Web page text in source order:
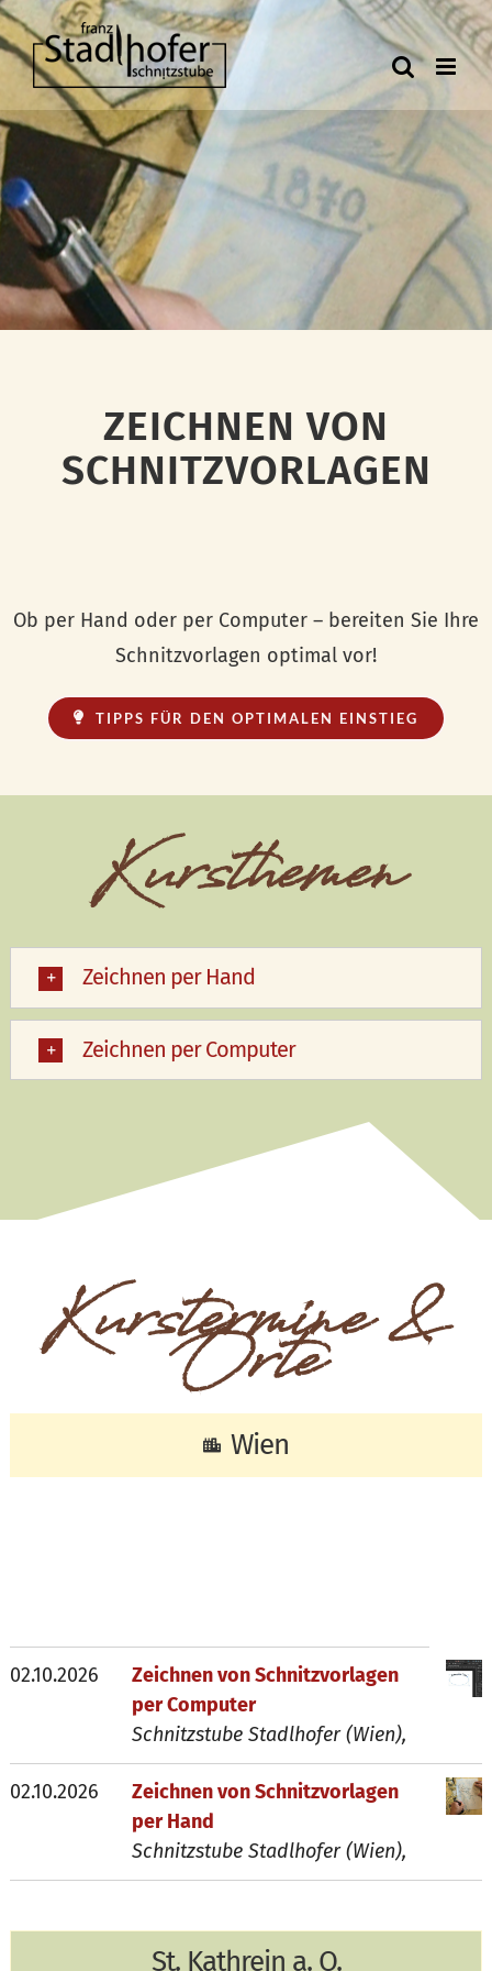
Zum
Inhalt
springen
ZEICHNEN VON
SCHNITZVORLAGEN
Ob per Hand oder per Computer – bereiten Sie Ihre
Schnitzvorlagen optimal vor!
TIPPS FÜR DEN OPTIMALEN EINSTIEG
Kursthemen
Zeichnen per Hand
Zeichnen per Computer
Kurstermine &
Orte
Wien
02.10.2026
Zeichnen von Schnitzvorlagen
per Computer
Schnitzstube Stadlhofer (Wien),
02.10.2026
Zeichnen von Schnitzvorlagen
per Hand
Schnitzstube Stadlhofer (Wien),
St. Kathrein a. O.